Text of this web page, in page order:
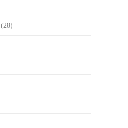
(28)